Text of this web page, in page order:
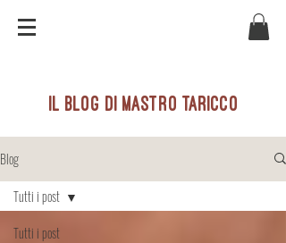
il blog di mastro taricco
Blog
Tutti i post
Tutti i post